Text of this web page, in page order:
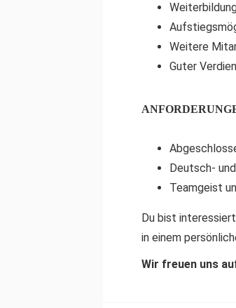
Weitere
Guter
Deutsch-
Teamgeist
Du bist
in einem
Wir freuen uns